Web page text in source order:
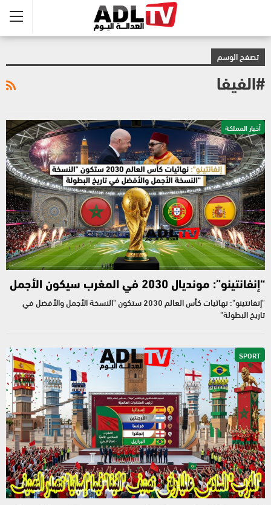
تصفح الوسم
#الفيفا
أخبار المملكة
“إنفانتينو”: مونديال 2030 في المغرب سيكون الأجمل
"إنفانتينو": نهائيات كأس العالم 2030 ستكون "النسخة الأجمل والأفضل في
تاريخ البطولة"
SPORT